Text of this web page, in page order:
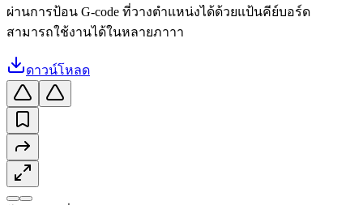
ผ่านการป้อน G-code ที่วางตำแหน่งได้ด้วยแป้นคีย์บอร์ด
สามารถใช้งานได้ในหลายภาาา
ดาวน์โหลด